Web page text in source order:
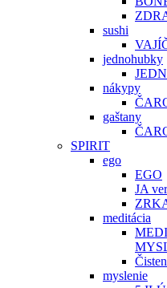
sushi
jednohubky
nákypy
gaštany
SPIRIT
ego
EGO
JA
meditácia
myslenie